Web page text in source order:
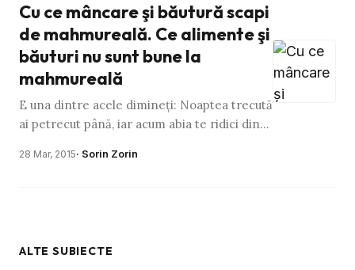
Cu ce mâncare şi băutură scapi
de mahmureală. Ce alimente şi
băuturi nu sunt bune la
mahmureală
E una dintre acele dimineţi: Noaptea trecută
ai petrecut până, iar acum abia te ridici din
coleg de cameră …
28 Mar, 2015· Sorin Zorin
ALTE SUBIECTE